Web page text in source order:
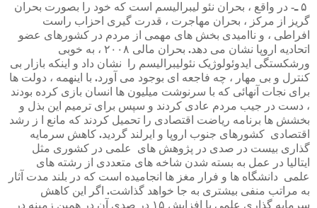
۵ ـ- در واقع ، بحران نئو لیبرالیسم است که خود را بصورت بحران
گریز
از مرکز ، بحران مهاجرت ، قدرت گیری احزاب راست
افراطی ، و ناامیدی بخش های مهمی از مردم در کشورهای عضو
اتحادیه اروپا نشان می دهد. بحران مالی ۲۰۰۸ ، به خوبی
ورشکستگی ایدوئولوژیک نئولیبرالیسم را نشان داد و اینکه بازار بی
کنترل و بی مهار ، چه فاجعه ای بوجود می آورد. با اینهمه ، دولت ها
برای نجات آنهائی که با سرنوشت میلیون ها انسان بازی کرده بودند
، دست در جیب مردم عادی کردند و سپس برای ترمیم این بذل و
بخشش ها برنامه ریاضت اقتصادی را تحمیل کردند که مانع ز رشد
اقتصادی کشورهای جنوب اروپا و ایرلند گردید. کاهش سرمایه
گذاری بیست در صدی در پژوهش های علمی در کشوری مثل
ایتالیا در عمل به بسته شدن شاخه های متعددی از رشته های
علمی دانشگاه ها و فرار مغز ها انجامیده است که در بلند مدت آثار
به مراتب منفی بیشتری به جا خواهد گذاشت. اگر این کاهش
سرمایه گذاری علمی با افزایش ۱۵ در صدی آن در همین زمینه در